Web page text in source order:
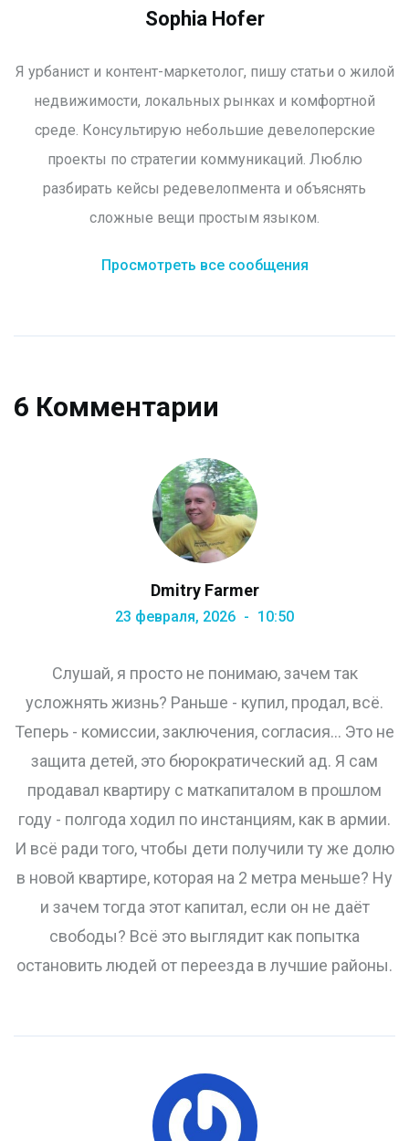
Sophia Hofer
Я урбанист и контент-маркетолог, пишу статьи о жилой
недвижимости, локальных рынках и комфортной
среде. Консультирую небольшие девелоперские
проекты по стратегии коммуникаций. Люблю
разбирать кейсы редевелопмента и объяснять
сложные вещи простым языком.
Просмотреть все сообщения
6 Комментарии
Dmitry Farmer
23 февраля, 2026 10:50
Слушай, я просто не понимаю, зачем так
усложнять жизнь? Раньше - купил, продал, всё.
Теперь - комиссии, заключения, согласия... Это не
защита детей, это бюрократический ад. Я сам
продавал квартиру с маткапиталом в прошлом
году - полгода ходил по инстанциям, как в армии.
И всё ради того, чтобы дети получили ту же долю
в новой квартире, которая на 2 метра меньше? Ну
и зачем тогда этот капитал, если он не даёт
свободы? Всё это выглядит как попытка
остановить людей от переезда в лучшие районы.